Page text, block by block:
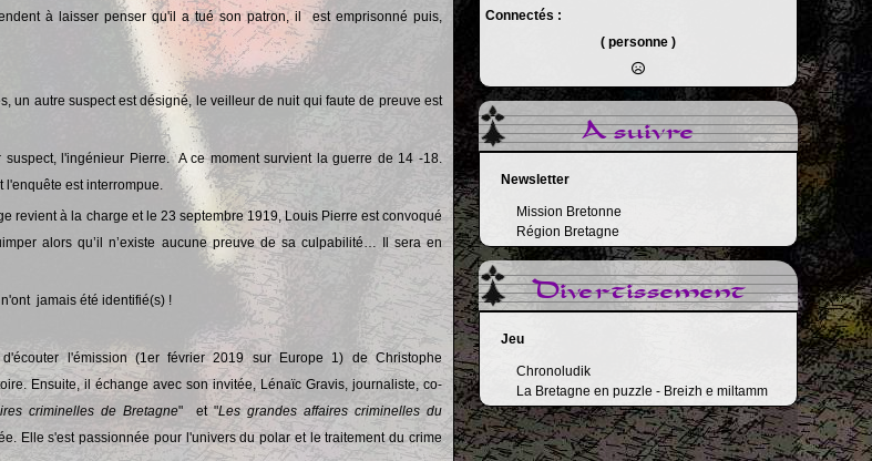
à laisser penser qu'il a tué son patron, il est emprisonné puis,
un autre suspect est désigné, le veilleur de nuit qui faute de preuve est
l'ingénieur Pierre. A ce moment survient la guerre de 14 -18.
est interrompue.
revient à la charge et le 23 septembre 1919, Louis Pierre est convoqué
alors qu’il n’existe aucune preuve de sa culpabilité… Il sera en
jamais été identifié(s) !
l'émission (1er février 2019 sur Europe 1) de Christophe
Ensuite, il échange avec son invitée, Lénaïc Gravis, journaliste, co-
criminelles de Bretagne" et "Les grandes affaires criminelles du
Elle s'est passionnée pour l'univers du polar et le traitement du crime
Connectés :
( personne )
A suivre
Newsletter
Mission Bretonne
Région Bretagne
Divertissement
Jeu
Chronoludik
La Bretagne en puzzle - Breizh e miltamm